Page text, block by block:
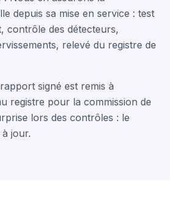
depuis sa mise en service : test
contrôle des détecteurs,
relevé du registre de
signé est remis à
registre pour la commission de
lors des contrôles : le
jour.